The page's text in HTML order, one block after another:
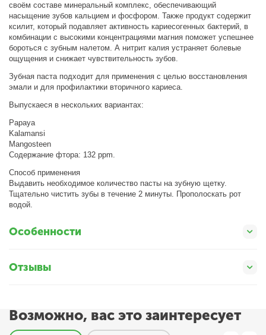
своём составе минеральный комплекс, обеспечивающий
насыщение зубов кальцием и фосфором. Также продукт содержит
ксилит, который подавляет активность кариесогенных бактерий, в
комбинации с высокими концентрациями магния поможет успешнее
бороться с зубным налетом. А нитрит калия устраняет болевые
ощущения и снижает чувствительность зубов.
Зубная паста подходит для применения с целью восстановления
эмали и для профилактики вторичного кариеса.
Выпускаеся в нескольких вариантах:
Papaya
Kalamansi
Mangosteen
Содержание фтора: 132 ppm.
Способ применения
Выдавить необходимое количество пасты на зубную щетку.
Тщательно чистить зубы в течение 2 минуты. Прополоскать рот
водой.
Особенности
Отзывы
Возможно, вас это заинтересует